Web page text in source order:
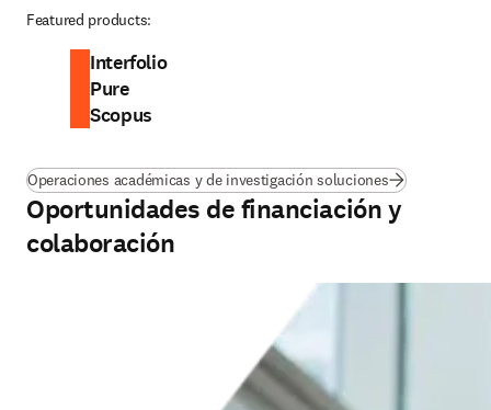
Featured products:
Interfolio
Pure
Scopus
Operaciones académicas y de investigación soluciones
Oportunidades de financiación y
colaboración